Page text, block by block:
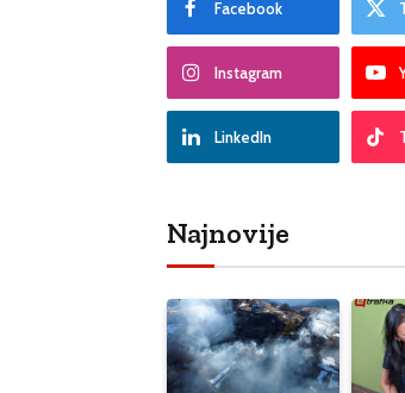
Facebook
Instagram
LinkedIn
Najnovije